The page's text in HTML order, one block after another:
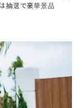
抽選で豪華景品